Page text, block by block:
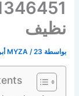
نظيف
بواسطة MYZA /23 أبريل، 2026